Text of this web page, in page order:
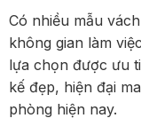
Có nhiều mẫu
không gian làm
lựa chọn được ưu
kế đẹp, hiện đại
phòng hiện nay.